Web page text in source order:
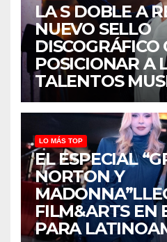
LA S DOBLE A
NUEVO SELLO
DISCOGRÁFICO
POSICIONAR A
TALENTOS
LO MÁS TOP
EL ESPECIAL
NORTON Y
FILM&ARTS EN
PARA